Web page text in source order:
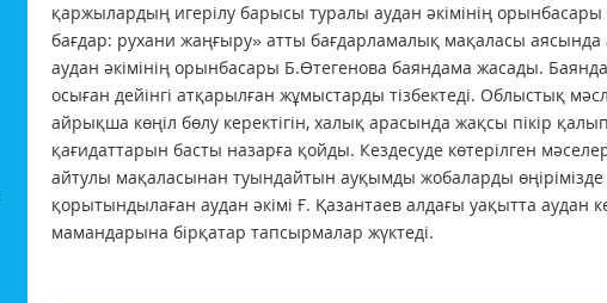
қаржылардың игерілу барысы туралы аудан әкімінің
бағдар: рухани жаңғыру» атты бағдарламалық мақаласы
аудан әкімінің орынбасары Б.Өтегенова баяндама жасады.
осыған дейінгі атқарылған жұмыстарды тізбектеді. Облыстық
айрықша көңіл бөлу керектігін, халық арасында жақсы пікір
қағидаттарын басты назарға қойды. Кездесуде көтерілген
айтулы мақаласынан туындайтын ауқымды жобаларды
қорытындылаған аудан әкімі Ғ. Қазантаев алдағы уақытта
мамандарына бірқатар тапсырмалар жүктеді.